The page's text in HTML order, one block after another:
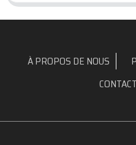
À PROPOS DE NOUS